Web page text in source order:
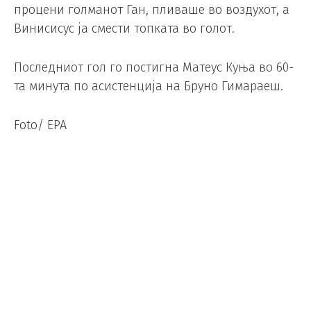
процени голманот Ган, пливаше во воздухот, а
Винисисус ја смести топката во голот.
Последниот гол го постигна Матеус Куња во 60-
та минута по асистенција на Бруно Гимараеш.
Foto/ EPA